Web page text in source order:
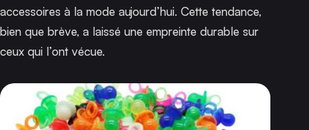
accessoires à la mode aujourd’hui. Cette tendance,
bien que brève, a laissé une empreinte durable sur
ceux qui l’ont vécue.